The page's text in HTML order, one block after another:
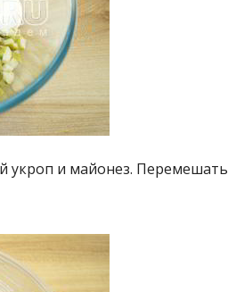
укроп и майонез. Перемешать